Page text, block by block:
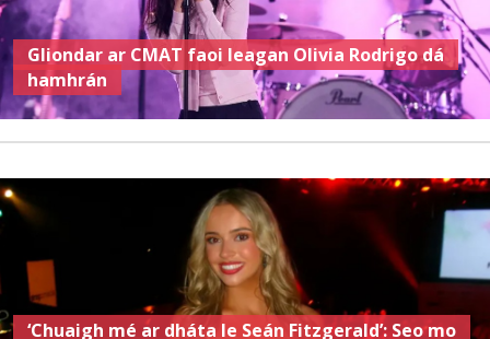
Gliondar ar CMAT faoi leagan Olivia Rodrigo dá
hamhrán
‘Chuaigh mé ar dháta le Seán Fitzgerald’: Seo mo